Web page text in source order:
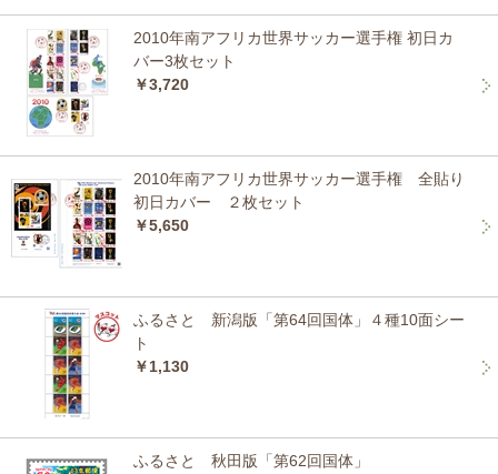
2010年南アフリカ世界サッカー選手権 初日カ
バー3枚セット
￥3,720
2010年南アフリカ世界サッカー選手権 全貼り
初日カバー ２枚セット
￥5,650
ふるさと 新潟版「第64回国体」４種10面シー
ト
￥1,130
ふるさと 秋田版「第62回国体」